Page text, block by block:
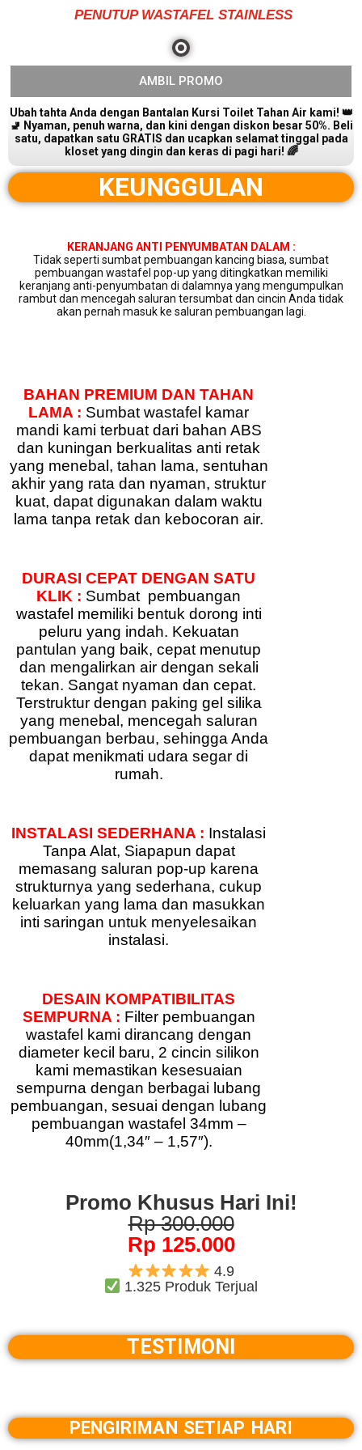
PENUTUP WASTAFEL STAINLESS
AMBIL PROMO
Ubah tahta Anda dengan Bantalan Kursi Toilet Tahan Air kami! 👑
🚽 Nyaman, penuh warna, dan kini dengan diskon besar 50%. Beli
satu, dapatkan satu GRATIS dan ucapkan selamat tinggal pada
kloset yang dingin dan keras di pagi hari! 🌈
KEUNGGULAN
KERANJANG ANTI PENYUMBATAN DALAM :
Tidak seperti sumbat pembuangan kancing biasa, sumbat
pembuangan wastafel pop-up yang ditingkatkan memiliki
keranjang anti-penyumbatan di dalamnya yang mengumpulkan
rambut dan mencegah saluran tersumbat dan cincin Anda tidak
akan pernah masuk ke saluran pembuangan lagi.
BAHAN PREMIUM DAN TAHAN
LAMA : Sumbat wastafel kamar
mandi kami terbuat dari bahan ABS
dan kuningan berkualitas anti retak
yang menebal, tahan lama, sentuhan
akhir yang rata dan nyaman, struktur
kuat, dapat digunakan dalam waktu
lama tanpa retak dan kebocoran air.
DURASI CEPAT DENGAN SATU
KLIK : Sumbat pembuangan
wastafel memiliki bentuk dorong inti
peluru yang indah. Kekuatan
pantulan yang baik, cepat menutup
dan mengalirkan air dengan sekali
tekan. Sangat nyaman dan cepat.
Terstruktur dengan paking gel silika
yang menebal, mencegah saluran
pembuangan berbau, sehingga Anda
dapat menikmati udara segar di
rumah.
INSTALASI SEDERHANA : Instalasi
Tanpa Alat, Siapapun dapat
memasang saluran pop-up karena
strukturnya yang sederhana, cukup
keluarkan yang lama dan masukkan
inti saringan untuk menyelesaikan
instalasi.
DESAIN KOMPATIBILITAS
SEMPURNA : Filter pembuangan
wastafel kami dirancang dengan
diameter kecil baru, 2 cincin silikon
kami memastikan kesesuaian
sempurna dengan berbagai lubang
pembuangan, sesuai dengan lubang
pembuangan wastafel 34mm –
40mm(1,34″ – 1,57″).
Promo Khusus Hari Ini!
Rp 300.000
Rp 125.000
4.9
1.325 Produk Terjual
TESTIMONI
PENGIRIMAN SETIAP HARI